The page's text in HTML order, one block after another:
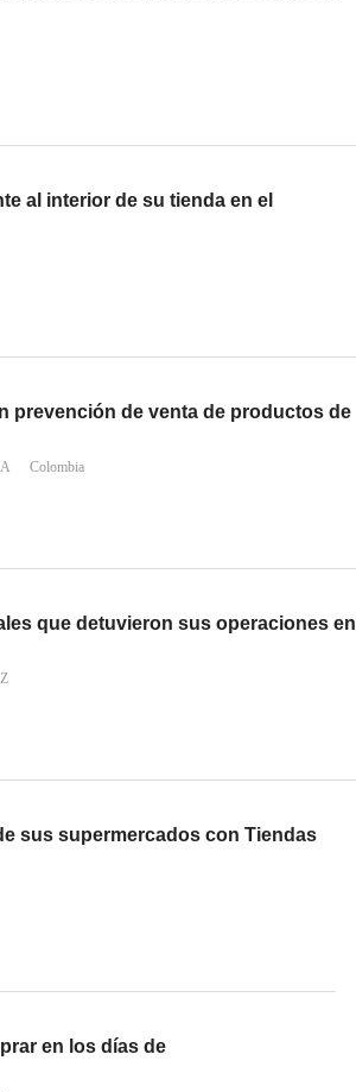
al interior de su tienda en el
prevención de venta de productos de
Colombia
que detuvieron sus operaciones en
sus supermercados con Tiendas
en los días de